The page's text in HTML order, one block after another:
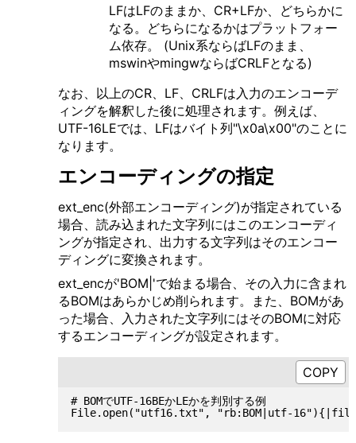
LFはLFのままか、CR+LFか、どちらかに
なる。どちらになるかはプラットフォー
ム依存。 (Unix系ならばLFのまま、
mswinやmingwならばCRLFとなる)
なお、以上のCR、LF、CRLFは入力のエンコーデ
ィングを解釈した後に処理されます。例えば、
UTF-16LEでは、LFはバイト列"\x0a\x00"のことに
なります。
エンコーディングの指定
ext_enc(外部エンコーディング)が指定されている
場合、読み込まれた文字列にはこのエンコーディ
ングが指定され、出力する文字列はそのエンコー
ディングに変換されます。
ext_encが'BOM|'で始まる場合、その入力に含まれ
るBOMはあらかじめ削られます。また、BOMがあ
った場合、入力された文字列にはそのBOMに対応
するエンコーディングが設定されます。
# BOMでUTF-16BEかLEかを判別する例